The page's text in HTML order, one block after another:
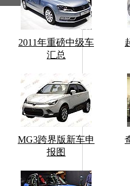
2011年重磅中级车
汇总
MG3跨界版新车申
报图